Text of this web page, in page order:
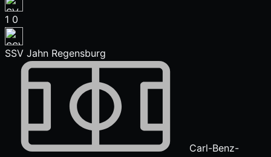
1 0
SSV Jahn Regensburg
Carl-Benz-